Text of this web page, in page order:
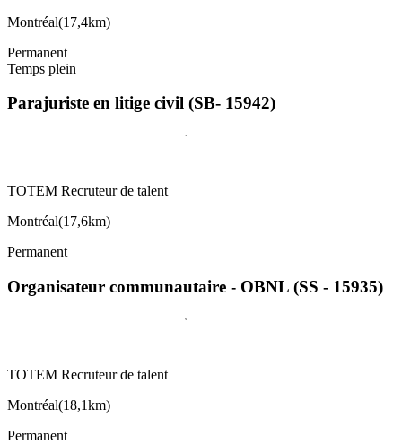
Montréal(17,4km)
Permanent
Temps plein
Parajuriste en litige civil (SB- 15942)
TOTEM Recruteur de talent
Montréal(17,6km)
Permanent
Organisateur communautaire - OBNL (SS - 15935)
TOTEM Recruteur de talent
Montréal(18,1km)
Permanent